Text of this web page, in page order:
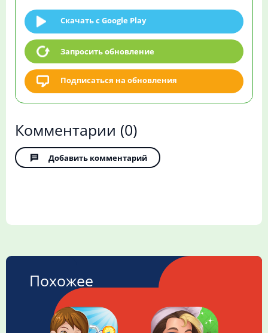
Скачать c Google Play
Запросить обновление
Подписаться на обновления
Комментарии (0)
Добавить комментарий
Похожее